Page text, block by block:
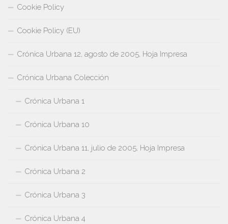
Cookie Policy
Cookie Policy (EU)
Crónica Urbana 12, agosto de 2005, Hoja Impresa
Crónica Urbana Colección
Crónica Urbana 1
Crónica Urbana 10
Crónica Urbana 11, julio de 2005, Hoja Impresa
Crónica Urbana 2
Crónica Urbana 3
Crónica Urbana 4